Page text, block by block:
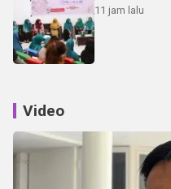
11 jam lalu
Video